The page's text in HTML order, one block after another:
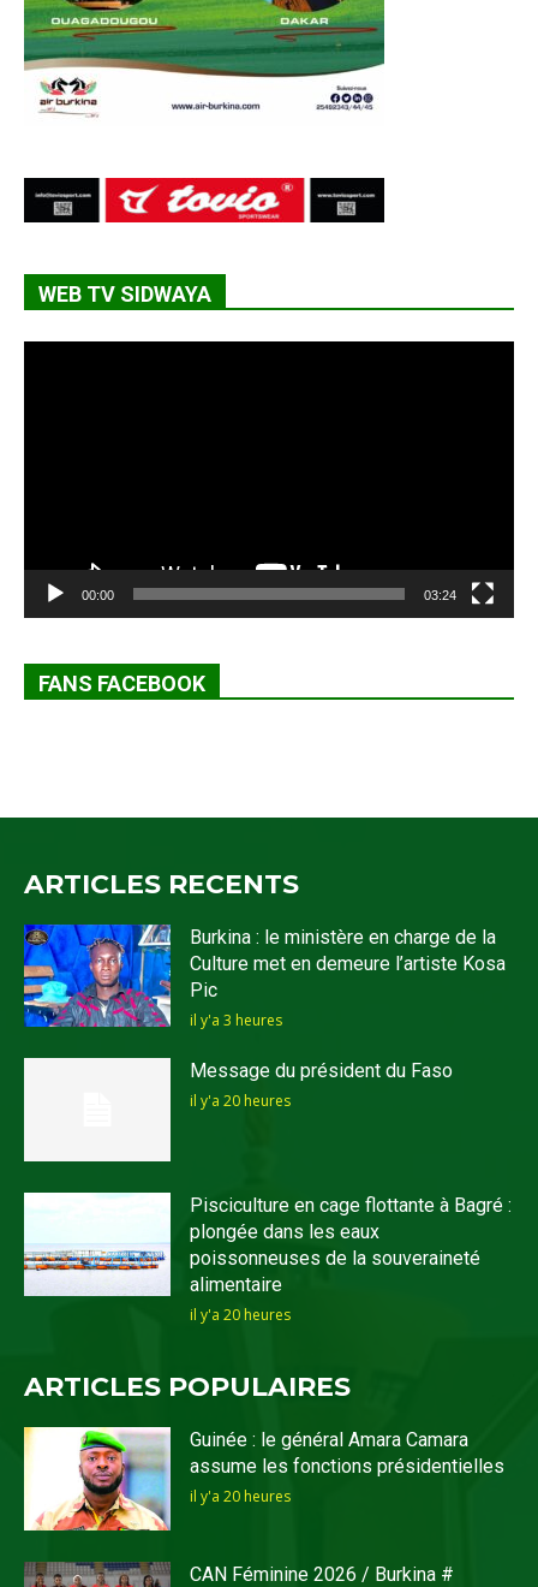
WEB TV SIDWAYA
00:00 03:24
FANS FACEBOOK
ARTICLES RECENTS
Burkina : le ministère en charge de la
Culture met en demeure l’artiste Kosa
Pic
il y'a 3 heures
Message du président du Faso
il y'a 20 heures
Pisciculture en cage flottante à Bagré :
plongée dans les eaux
poissonneuses de la souveraineté
alimentaire
il y'a 20 heures
ARTICLES POPULAIRES
Guinée : le général Amara Camara
assume les fonctions présidentielles
il y'a 20 heures
CAN Féminine 2026 / Burkina #